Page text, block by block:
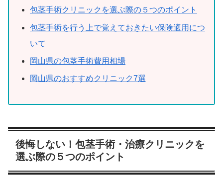
包茎手術クリニックを選ぶ際の５つのポイント
包茎手術を行う上で覚えておきたい保険適用につ
いて
岡山県の包茎手術費用相場
岡山県のおすすめクリニック7選
後悔しない！包茎手術・治療クリニックを
選ぶ際の５つのポイント